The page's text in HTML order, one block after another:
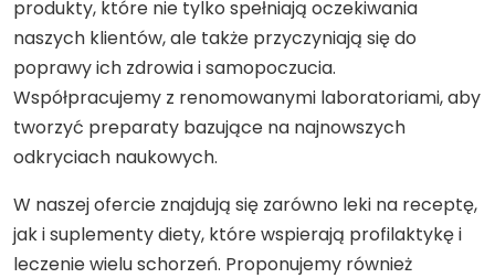
produkty, które nie tylko spełniają oczekiwania
naszych klientów, ale także przyczyniają się do
poprawy ich zdrowia i samopoczucia.
Współpracujemy z renomowanymi laboratoriami, aby
tworzyć preparaty bazujące na najnowszych
odkryciach naukowych.
W naszej ofercie znajdują się zarówno leki na receptę,
jak i suplementy diety, które wspierają profilaktykę i
leczenie wielu schorzeń. Proponujemy również